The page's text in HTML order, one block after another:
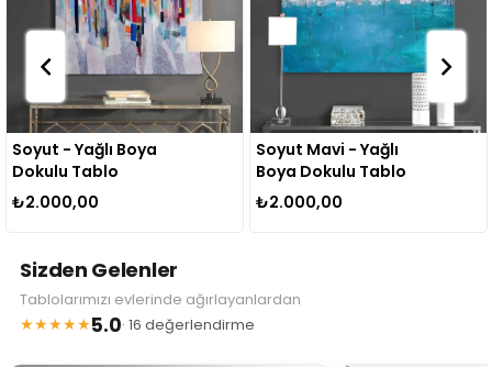
Soyut Mavi - Yağlı
Boya Dokulu Tablo
₺2.000,00
Fall In Flower - Yağlı
Boya Dokulu Tablo
₺2.000,00
Sizden Gelenler
Tablolarımızı evlerinde ağırlayanlardan
★★★★★5.0· 16 değerlendirme